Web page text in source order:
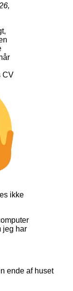
CV
ikke
jeg har
ende af huset